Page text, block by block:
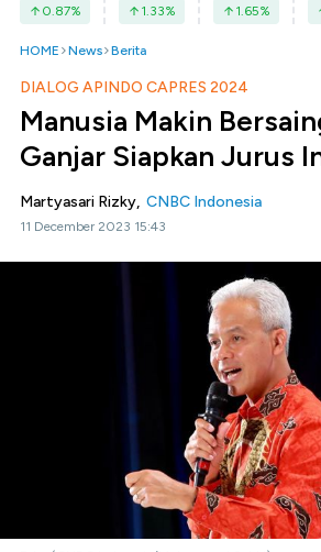
0.87% 1.33% 1.65%
HOME News Berita
DIALOG APINDO CAPRES 2024
Manusia Makin
Ganjar Siapkan Jurus
Martyasari Rizky, CNBC Indonesia
11 December 2023 15:43